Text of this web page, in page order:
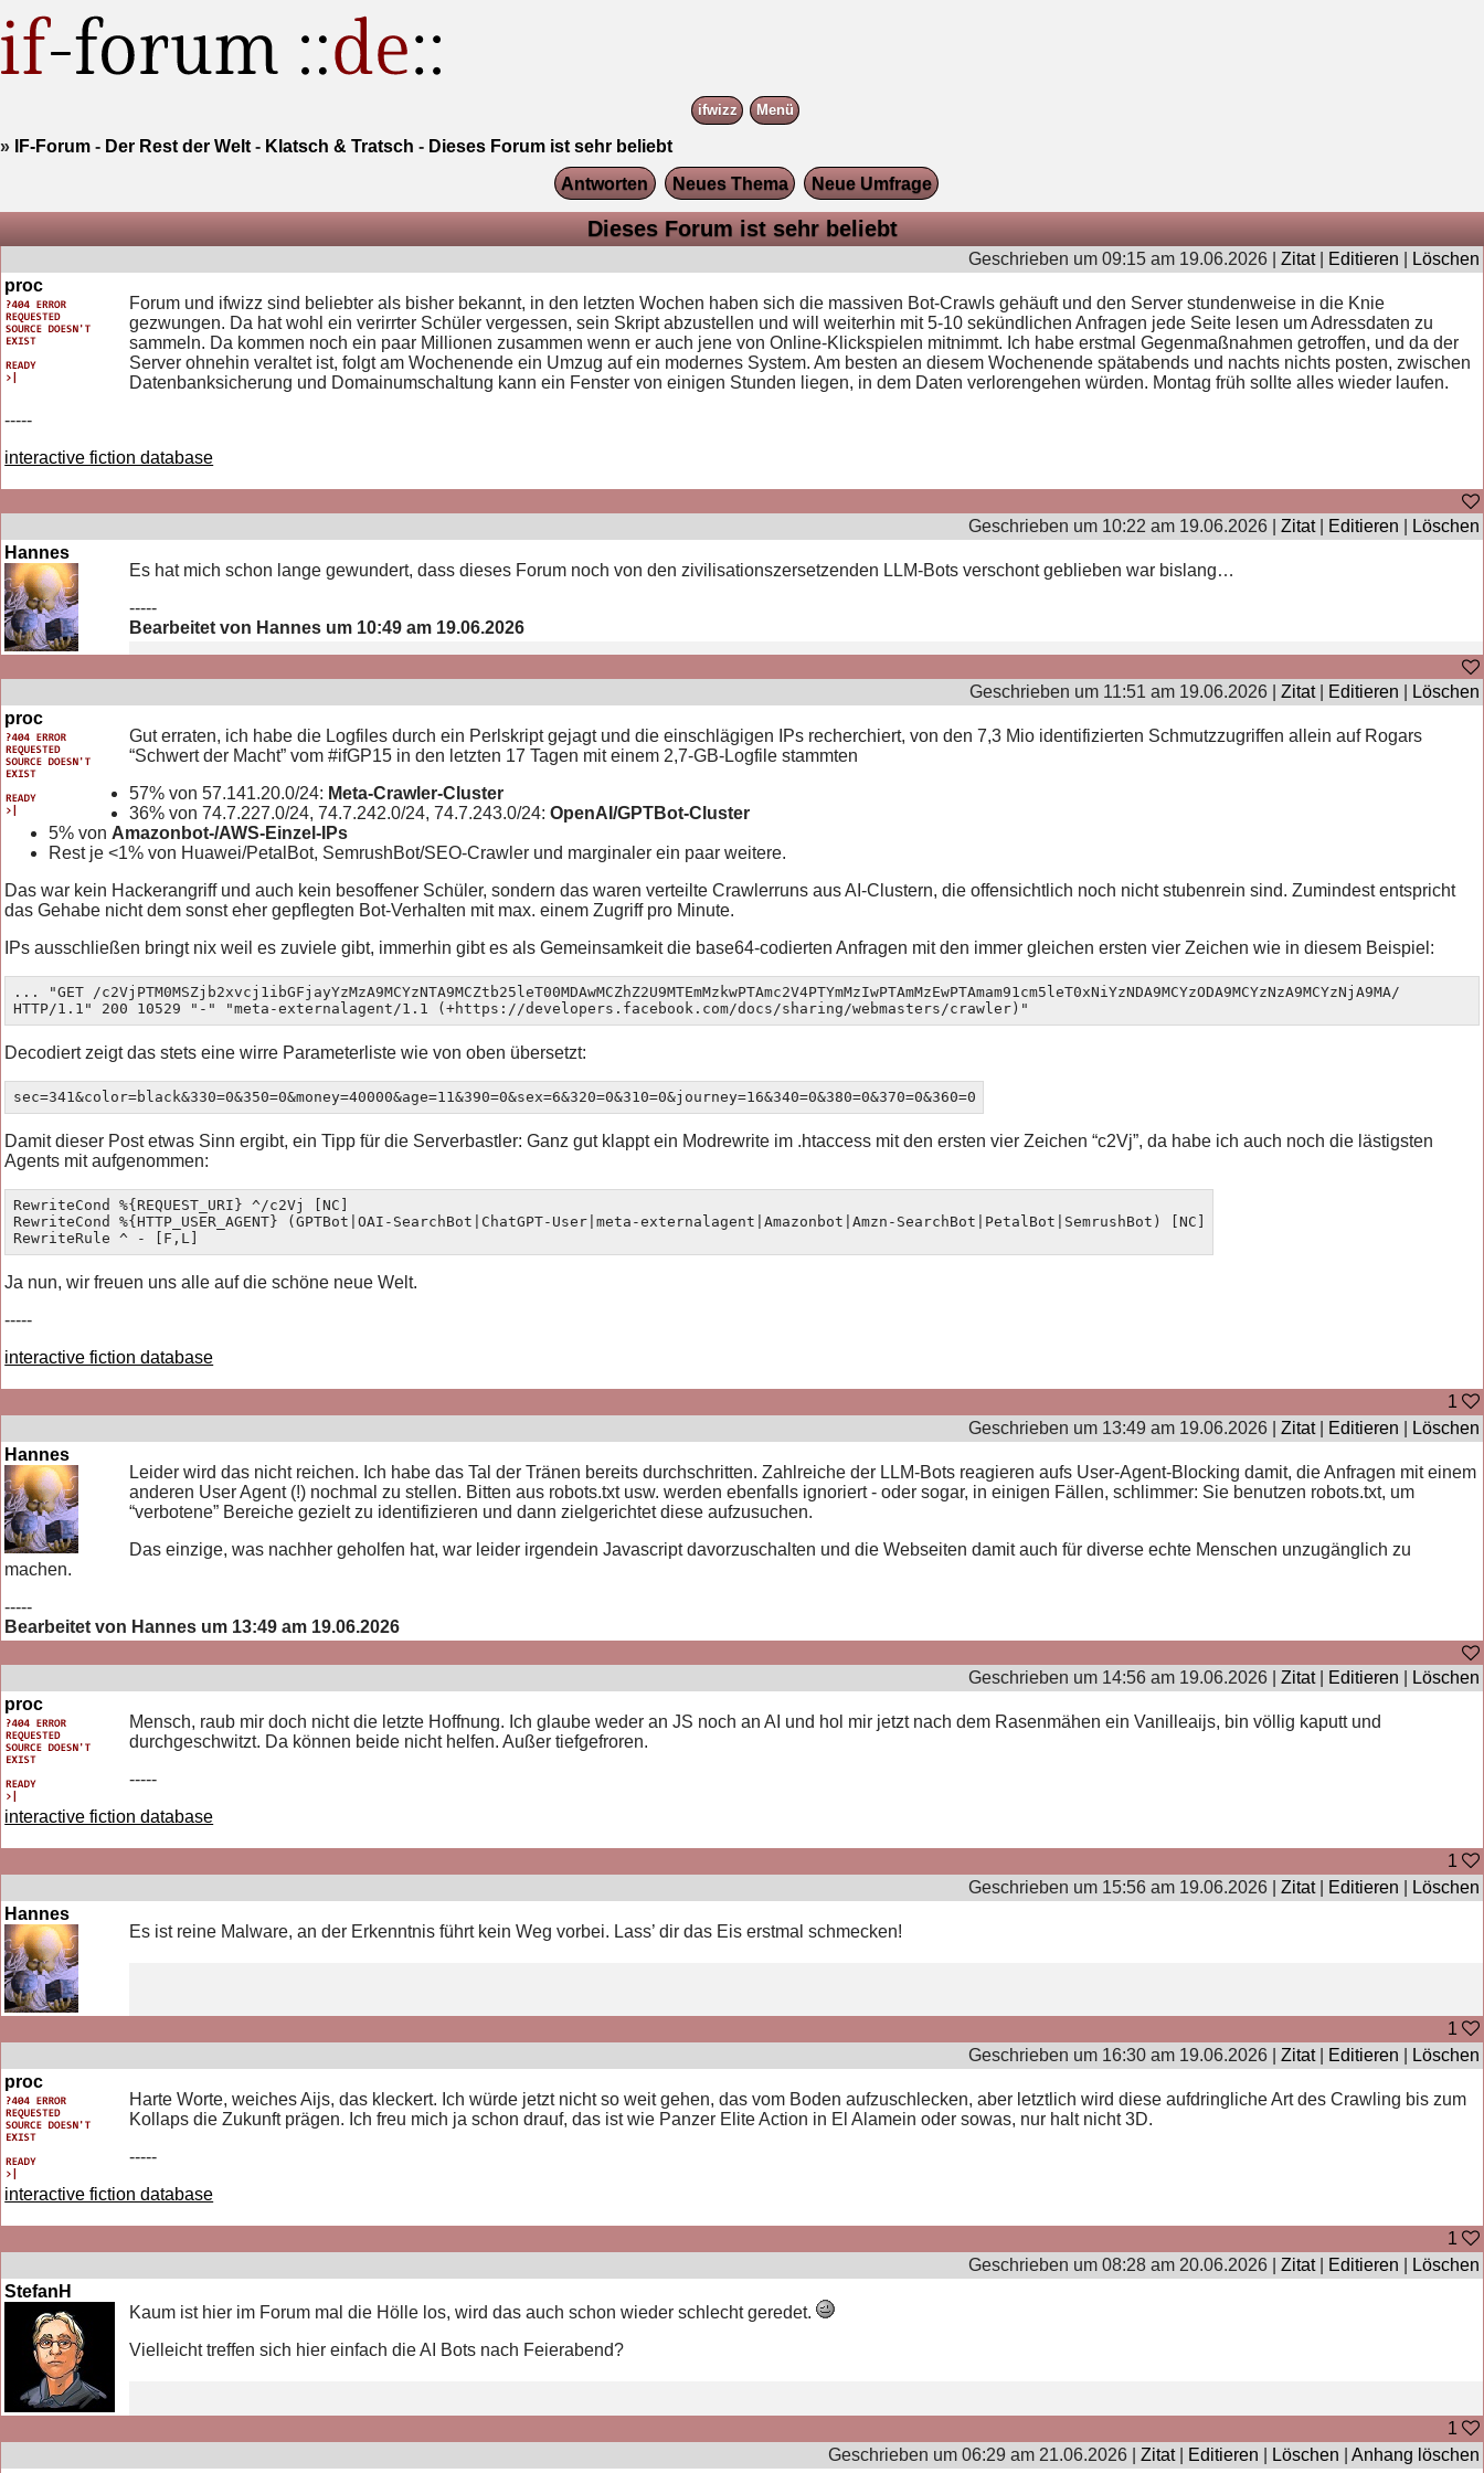
ifwizz Menü
» IF-Forum - Der Rest der Welt - Klatsch & Tratsch - Dieses Forum ist sehr beliebt
Antworten
Neues Thema Neue Umfrage
Dieses Forum ist sehr beliebt
Geschrieben um 09:15 am 19.06.2026 | Zitat| Editieren
Löschen
proc
Forum und ifwizz sind beliebter als bisher bekannt, in den letzten Wochen haben sich die massiven Bot-Crawls gehäuft und den Server stundenweise in die Knie
gezwungen. Da hat wohl ein verirrter Schüler vergessen, sein Skript abzustellen und will weiterhin mit 5-10 sekündlichen Anfragen jede Seite lesen um Adressdaten zu
sammeln. Da kommen noch ein paar Millionen zusammen wenn er auch jene von Online-Klickspielen mitnimmt. Ich habe erstmal Gegenmaßnahmen getroffen, und da der
Server ohnehin veraltet ist, folgt am Wochenende ein Umzug auf ein modernes System. Am besten an diesem Wochenende spätabends und nachts nichts posten, zwischen
Datenbanksicherung und Domainumschaltung kann ein Fenster von einigen Stunden liegen, in dem Daten verlorengehen würden. Montag früh sollte alles wieder laufen.
-----
interactive fiction database
Geschrieben um 10:22 am 19.06.2026 | Zitat| Editieren
Löschen
Hannes
Es hat mich schon lange gewundert, dass dieses Forum noch von den zivilisationszersetzenden LLM-Bots verschont geblieben war bislang…
-----
Bearbeitet von Hannes um 10:49 am 19.06.2026
Geschrieben um 11:51 am 19.06.2026 | Zitat| Editieren
Löschen
proc
Gut erraten, ich habe die Logfiles durch ein Perlskript gejagt und die einschlägigen IPs recherchiert, von den 7,3 Mio identifizierten Schmutzzugriffen allein auf Rogars
“Schwert der Macht” vom #ifGP15 in den letzten 17 Tagen mit einem 2,7-GB-Logfile stammten
57% von 57.141.20.0/24: Meta-Crawler-Cluster
36% von 74.7.227.0/24, 74.7.242.0/24, 74.7.243.0/24:OpenAI/GPTBot-Cluster
5% von Amazonbot-/AWS-Einzel-IPs
Rest je <1% von Huawei/PetalBot, SemrushBot/SEO-Crawler und marginaler ein paar weitere.
Das war kein Hackerangriff und auch kein besoffener Schüler, sondern das waren verteilte Crawlerruns aus AI-Clustern, die offensichtlich noch nicht stubenrein sind. Zumindest entspricht
das Gehabe nicht dem sonst eher gepflegten Bot-Verhalten mit max. einem Zugriff pro Minute.
IPs ausschließen bringt nix weil es zuviele gibt, immerhin gibt es als Gemeinsamkeit die base64-codierten Anfragen mit den immer gleichen ersten vier Zeichen wie in diesem Beispiel:
... "GET /c2VjPTM0MSZjb2xvcj1ibGFjayYzMzA9MCYzNTA9MCZtb25leT00MDAwMCZhZ2U9MTEmMzkwPTAmc2V4PTYmMzIwPTAmMzEwPTAmam91cm5leT0xNiYzNDA9MCYzODA9MCYzNzA9MCYzNjA9MA/
HTTP/1.1" 200 10529 "-" "meta-externalagent/1.1 (+https://developers.facebook.com/docs/sharing/webmasters/crawler)"
Decodiert zeigt das stets eine wirre Parameterliste wie von oben übersetzt:
sec=341&color=black&330=0&350=0&money=40000&age=11&390=0&sex=6&320=0&310=0&journey=16&340=0&380=0&370=0&360=0
Damit dieser Post etwas Sinn ergibt, ein Tipp für die Serverbastler: Ganz gut klappt ein Modrewrite im .htaccess mit den ersten vier Zeichen “c2Vj”, da habe ich auch noch die lästigsten
Agents mit aufgenommen:
RewriteCond %{REQUEST_URI} ^/c2Vj [NC]
RewriteCond %{HTTP_USER_AGENT} (GPTBot|OAI-SearchBot|ChatGPT-User|meta-externalagent|Amazonbot|Amzn-SearchBot|PetalBot|SemrushBot) [NC]
RewriteRule ^ - [F,L]
Ja nun, wir freuen uns alle auf die schöne neue Welt.
-----
interactive fiction database
1
Geschrieben um 13:49 am 19.06.2026 | Zitat| Editieren
Löschen
Hannes
Leider wird das nicht reichen. Ich habe das Tal der Tränen bereits durchschritten. Zahlreiche der LLM-Bots reagieren aufs User-Agent-Blocking damit, die Anfragen mit einem
anderen User Agent (!) nochmal zu stellen. Bitten aus robots.txt usw. werden ebenfalls ignoriert - oder sogar, in einigen Fällen, schlimmer: Sie benutzen robots.txt, um
“verbotene” Bereiche gezielt zu identifizieren und dann zielgerichtet diese aufzusuchen.
Das einzige, was nachher geholfen hat, war leider irgendein Javascript davorzuschalten und die Webseiten damit auch für diverse echte Menschen unzugänglich zu
machen.
-----
Bearbeitet von Hannes um 13:49 am 19.06.2026
Geschrieben um 14:56 am 19.06.2026 | Zitat| Editieren
Löschen
proc
Mensch, raub mir doch nicht die letzte Hoffnung. Ich glaube weder an JS noch an AI und hol mir jetzt nach dem Rasenmähen ein Vanilleaijs, bin völlig kaputt und
durchgeschwitzt. Da können beide nicht helfen. Außer tiefgefroren.
-----
interactive fiction database
1
Geschrieben um 15:56 am 19.06.2026 | Zitat| Editieren
Löschen
Hannes
Es ist reine Malware, an der Erkenntnis führt kein Weg vorbei. Lass’ dir das Eis erstmal schmecken!
1
Geschrieben um 16:30 am 19.06.2026 | Zitat| Editieren
Löschen
proc
Harte Worte, weiches Aijs, das kleckert. Ich würde jetzt nicht so weit gehen, das vom Boden aufzuschlecken, aber letztlich wird diese aufdringliche Art des Crawling bis zum
Kollaps die Zukunft prägen. Ich freu mich ja schon drauf, das ist wie Panzer Elite Action in El Alamein oder sowas, nur halt nicht 3D.
-----
interactive fiction database
1
Geschrieben um 08:28 am 20.06.2026 | Zitat| Editieren
Löschen
StefanH
Kaum ist hier im Forum mal die Hölle los, wird das auch schon wieder schlecht geredet.
Vielleicht treffen sich hier einfach die AI Bots nach Feierabend?
1
Geschrieben um 06:29 am 21.06.2026 | Zitat| Editieren Löschen
Anhang löschen